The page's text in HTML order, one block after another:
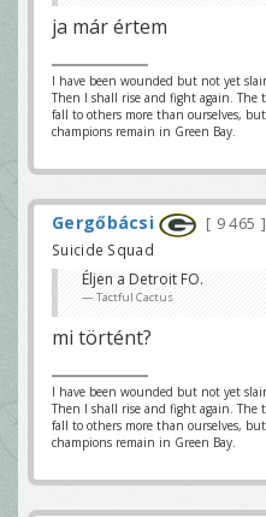
ja már értem
I have been wounded but not yet
Then I shall rise and fight again.
fall to others more than ourselves,
champions remain in Green Bay.
Gergőbácsi 9 465
Suicide Squad
Éljen a Detroit FO.
Tactful Cactus
mi történt?
I have been wounded but not yet
Then I shall rise and fight again.
fall to others more than ourselves,
champions remain in Green Bay.